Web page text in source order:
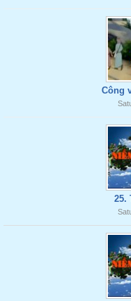
Công
25.